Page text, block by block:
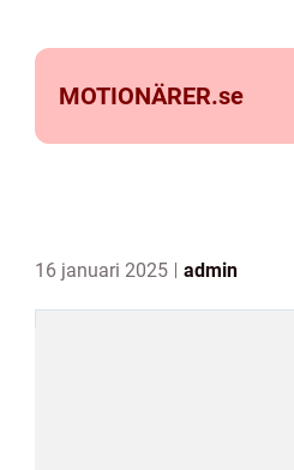
MOTIONÄRER.se
16 januari 2025 admin